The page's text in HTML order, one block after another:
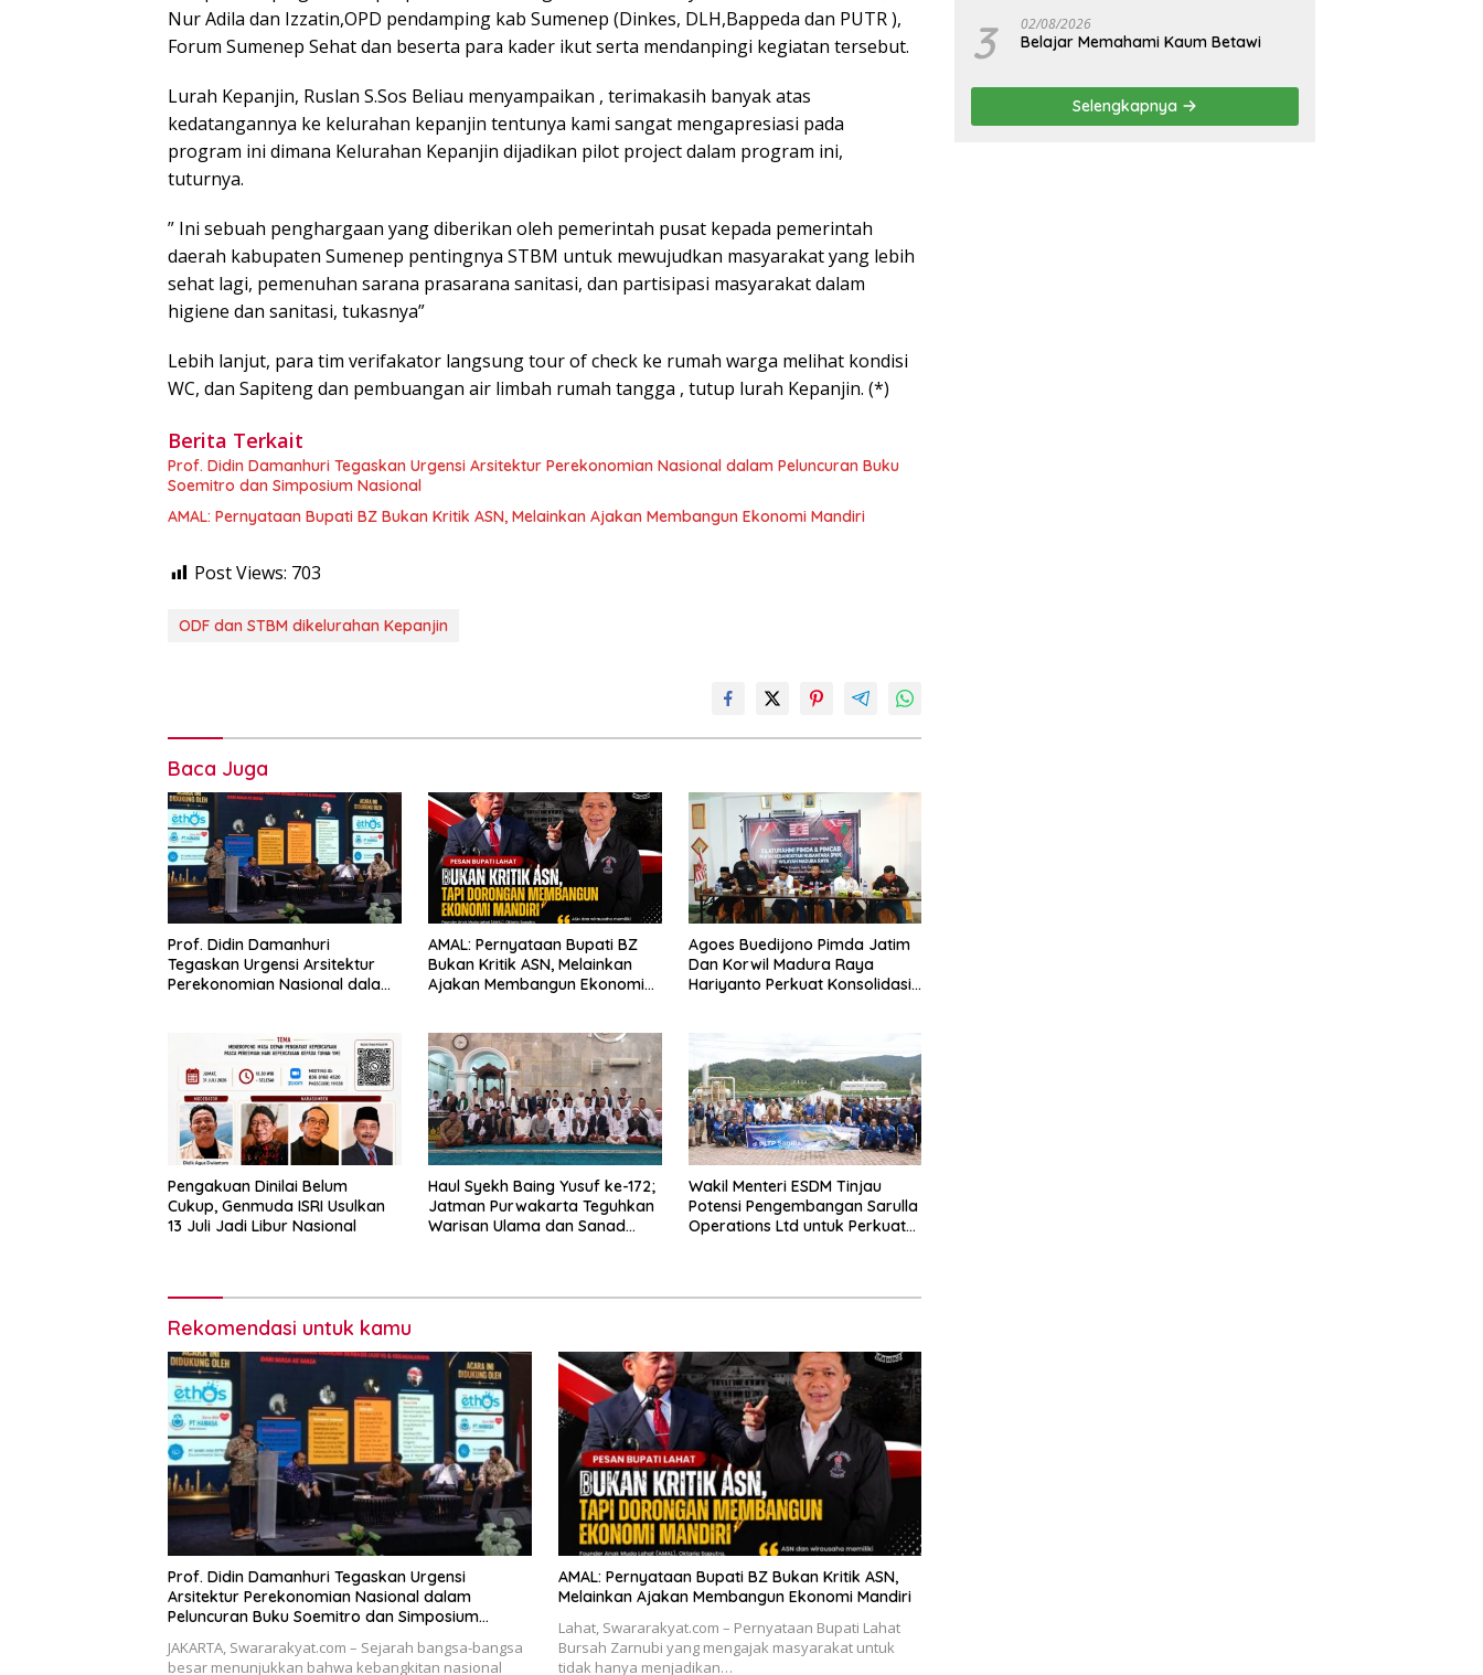
Nur Adila dan Izzatin,OPD pendamping kab Sumenep (Dinkes, DLH,Bappeda dan PUTR ),
Forum Sumenep Sehat dan beserta para kader ikut serta mendanpingi kegiatan tersebut.
Lurah Kepanjin, Ruslan S.Sos Beliau menyampaikan , terimakasih banyak atas
kedatangannya ke kelurahan kepanjin tentunya kami sangat mengapresiasi pada
program ini dimana Kelurahan Kepanjin dijadikan pilot project dalam program ini,
tuturnya.
” Ini sebuah penghargaan yang diberikan oleh pemerintah pusat kepada pemerintah
daerah kabupaten Sumenep pentingnya STBM untuk mewujudkan masyarakat yang lebih
sehat lagi, pemenuhan sarana prasarana sanitasi, dan partisipasi masyarakat dalam
higiene dan sanitasi, tukasnya”
Lebih lanjut, para tim verifakator langsung tour of check ke rumah warga melihat kondisi
WC, dan Sapiteng dan pembuangan air limbah rumah tangga , tutup lurah Kepanjin. (*)
Berita Terkait
Prof. Didin Damanhuri Tegaskan Urgensi Arsitektur Perekonomian Nasional dalam Peluncuran Buku
Soemitro dan Simposium Nasional
AMAL: Pernyataan Bupati BZ Bukan Kritik ASN, Melainkan Ajakan Membangun Ekonomi Mandiri
Post Views: 703
ODF dan STBM dikelurahan Kepanjin
Baca Juga
Prof. Didin Damanhuri
Tegaskan Urgensi Arsitektur
Perekonomian Nasional dalam
AMAL: Pernyataan Bupati BZ
Bukan Kritik ASN, Melainkan
Ajakan Membangun Ekonomi
Agoes Buedijono Pimda Jatim
Dan Korwil Madura Raya
Hariyanto Perkuat Konsolidasi
Pengakuan Dinilai Belum
Cukup, Genmuda ISRI Usulkan
13 Juli Jadi Libur Nasional
Haul Syekh Baing Yusuf ke-172;
Jatman Purwakarta Teguhkan
Warisan Ulama dan Sanad
Wakil Menteri ESDM Tinjau
Potensi Pengembangan Sarulla
Operations Ltd untuk Perkuat
Rekomendasi untuk kamu
Prof. Didin Damanhuri Tegaskan Urgensi
Arsitektur Perekonomian Nasional dalam
Peluncuran Buku Soemitro dan Simposium
JAKARTA, Swararakyat.com – Sejarah bangsa-bangsa
besar menunjukkan bahwa kebangkitan nasional
AMAL: Pernyataan Bupati BZ Bukan Kritik ASN,
Melainkan Ajakan Membangun Ekonomi Mandiri
Lahat, Swararakyat.com – Pernyataan Bupati Lahat
Bursah Zarnubi yang mengajak masyarakat untuk
tidak hanya menjadikan…
Republik Indonesia)
3 02/08/2026
Belajar Memahami Kaum Betawi
Selengkapnya